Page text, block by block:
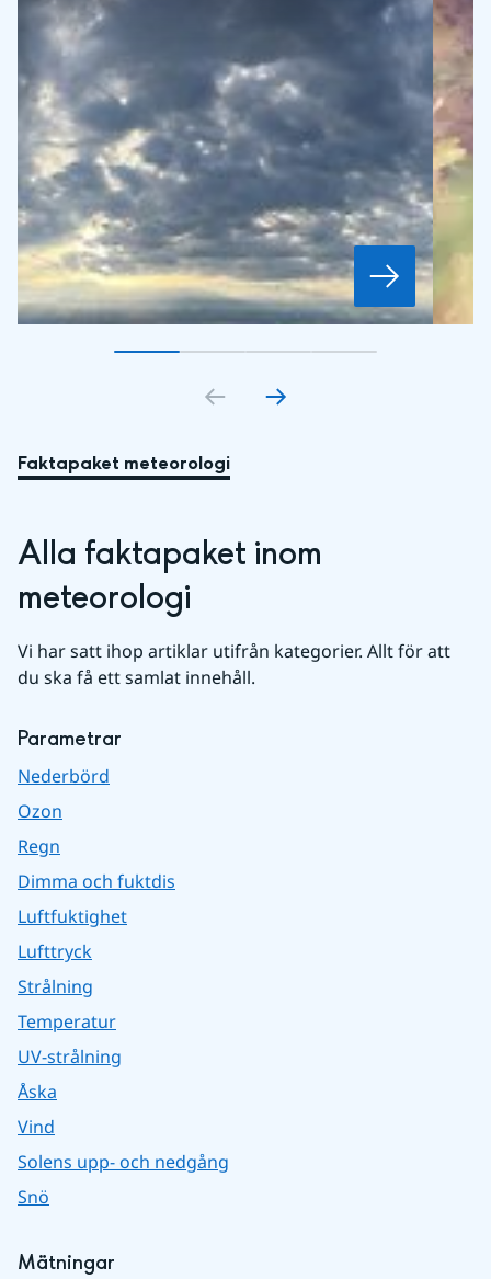
Gå till bildkort1
Gå till bildkort2
Gå till bildkort3
Gå till bildkort
Faktapaket meteorologi
Alla faktapaket inom
meteorologi
Vi har satt ihop artiklar utifrån kategorier. Allt för att
du ska få ett samlat innehåll.
Parametrar
Nederbörd
Ozon
Regn
Dimma och fuktdis
Luftfuktighet
Lufttryck
Strålning
Temperatur
UV-strålning
Åska
Vind
Solens upp- och nedgång
Snö
Mätningar